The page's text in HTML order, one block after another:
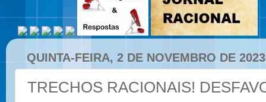
QUINTA-FEIRA, 2 DE NOVEMBRO DE 2023
TRECHOS RACIONAIS!